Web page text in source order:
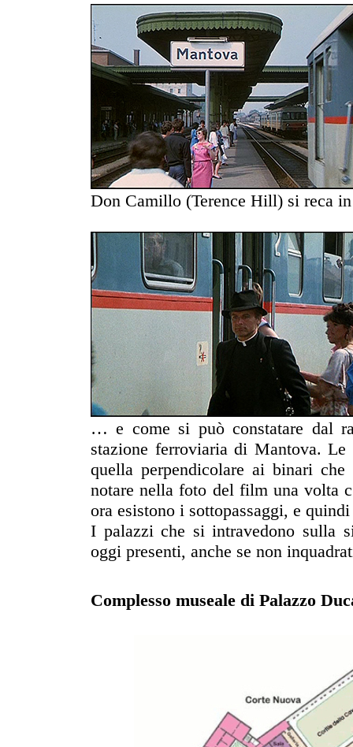
Don Camillo (Terence Hill) si reca
… e come si può constatare dal
stazione ferroviaria di Mantova. Le
quella perpendicolare ai binari
notare nella foto del film una volta
ora esistono i sottopassaggi, e
I palazzi che si intravedono sulla
oggi presenti, anche se non
Complesso museale di Palazzo